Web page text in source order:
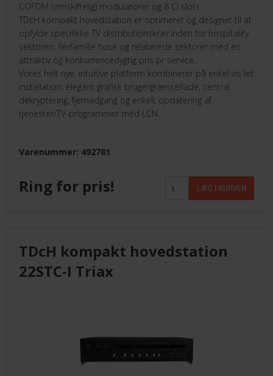
COFDM (omskiftelig) modulatorer og 8 CI slots.
TDcH kompakt hovedstation er optimeret og designet til at
opfylde specifikke TV distributionskrav inden for hospitality
sektoren, flerfamilie huse og relaterede sektorer med en
attraktiv og konkurrencedygtig pris pr service.
Vores helt nye, intuitive platform kombinerer på enkel vis let
installation, elegant grafisk brugergrænseflade, central
dekryptering, fjernadgang og enkelt opdatering af
tjenester/TV-programmer med LCN.
Varenummer: 492781
Ring for pris!
TDcH kompakt hovedstation
22STC-I Triax